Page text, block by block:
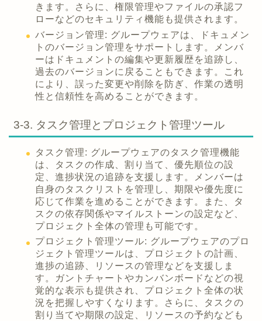
きます。さらに、権限管理やファイルの承認フ
ローなどのセキュリティ機能も提供されます。
バージョン管理: グループウェアは、ドキュメン
トのバージョン管理をサポートします。メンバ
ーはドキュメントの編集や更新履歴を追跡し、
過去のバージョンに戻ることもできます。これ
により、誤った変更や削除を防ぎ、作業の透明
性と信頼性を高めることができます。
3-3. タスク管理とプロジェクト管理ツール
タスク管理: グループウェアのタスク管理機能
は、タスクの作成、割り当て、優先順位の設
定、進捗状況の追跡を支援します。メンバーは
自身のタスクリストを管理し、期限や優先度に
応じて作業を進めることができます。また、タ
スクの依存関係やマイルストーンの設定など、
プロジェクト全体の管理も可能です。
プロジェクト管理ツール: グループウェアのプロ
ジェクト管理ツールは、プロジェクトの計画、
進捗の追跡、リソースの管理などを支援しま
す。ガントチャートやカンバンボードなどの視
覚的な表示も提供され、プロジェクト全体の状
況を把握しやすくなります。さらに、タスクの
割り当てや期限の設定、リソースの予約なども